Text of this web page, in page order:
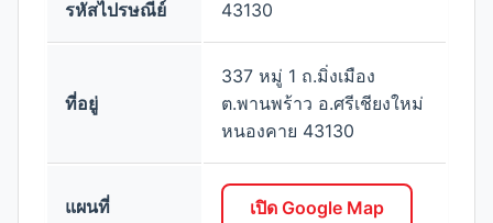
รหัสไปรษณีย์ 43130
ที่อยู่
337 หมู่ 1 ถ.มิ่งเมือง
ต.พานพร้าว อ.ศรีเชียงใหม่
หนองคาย 43130
แผนที่ เปิด Google Map